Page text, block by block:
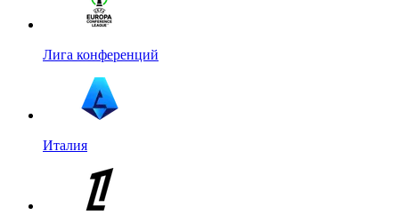
Лига конференций
Италия